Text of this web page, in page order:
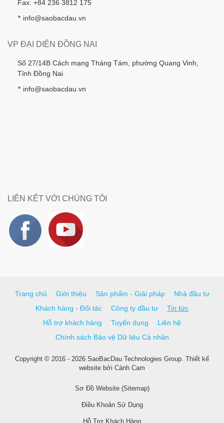
Fax: +84 236 3812 175
* info@saobacdau.vn
VP ĐẠI DIỆN ĐỒNG NAI
Số 27/14B Cách mạng Tháng Tám, phường Quang Vinh,
Tỉnh Đồng Nai
* info@saobacdau.vn
LIÊN KẾT VỚI CHÚNG TÔI
Trang chủ Giới thiệu Sản phẩm - Giải pháp
Nhà đầu tư
Khách hàng - Đối tác
Công ty đầu tư
Tin tức
Hỗ trợ khách hàng
Tuyển dụng
Liên hệ
Chính sách Bảo vệ Dữ liệu Cá nhân
Copyright © 2016 - 2026 SaoBacDau Technologies Group. Thiết kế
website bởi Cánh Cam
Sơ Đồ Website (Sitemap)
Điều Khoản Sử Dụng
Hỗ Trợ Khách Hàng